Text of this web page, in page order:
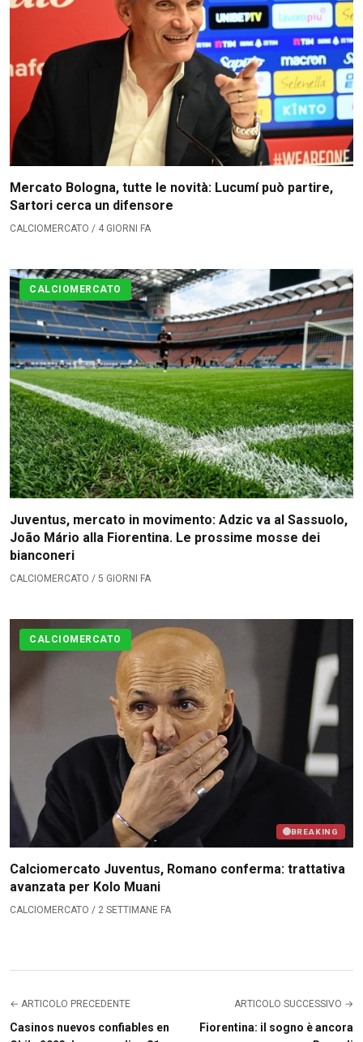
La Redazione
→
Mercato Bologna, tutte le novità: Lucumí può partire,
Sartori cerca un difensore
CALCIOMERCATO / 4 GIORNI FA
CALCIOMERCATO
Juventus, mercato in movimento: Adzic va al Sassuolo,
João Mário alla Fiorentina. Le prossime mosse dei
bianconeri
CALCIOMERCATO / 5 GIORNI FA
BREAKING
CALCIOMERCATO
Calciomercato Juventus, Romano conferma: trattativa
avanzata per Kolo Muani
CALCIOMERCATO / 2 SETTIMANE FA
← ARTICOLO PRECEDENTE
Casinos nuevos confiables en
ARTICOLO SUCCESSIVO →
Fiorentina: il sogno è ancora